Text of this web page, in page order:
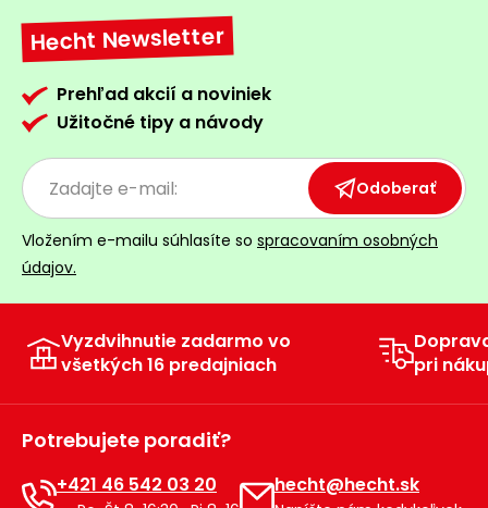
Hecht Newsletter
Prehľad akcií a noviniek
Užitočné tipy a návody
Odoberať
Vložením e-mailu súhlasíte so spracovaním osobných
údajov.
Vyzdvihnutie zadarmo vo
všetkých 16 predajniach
pri
Potrebujete poradiť?
+421 46 542 03 20 hecht@hecht.sk